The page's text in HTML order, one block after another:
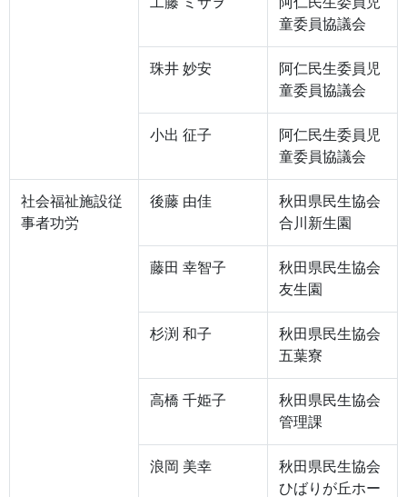
童委員協議会
珠井 妙安
阿仁民生委員児
童委員協議会
小出 征子
阿仁民生委員児
童委員協議会
社会福祉施設従
事者功労
後藤 由佳
秋田県民生協会
合川新生園
藤田 幸智子
秋田県民生協会
友生園
杉渕 和子
秋田県民生協会
五葉寮
高橋 千姫子
秋田県民生協会
管理課
浪岡 美幸
秋田県民生協会
ひばりが丘ホー